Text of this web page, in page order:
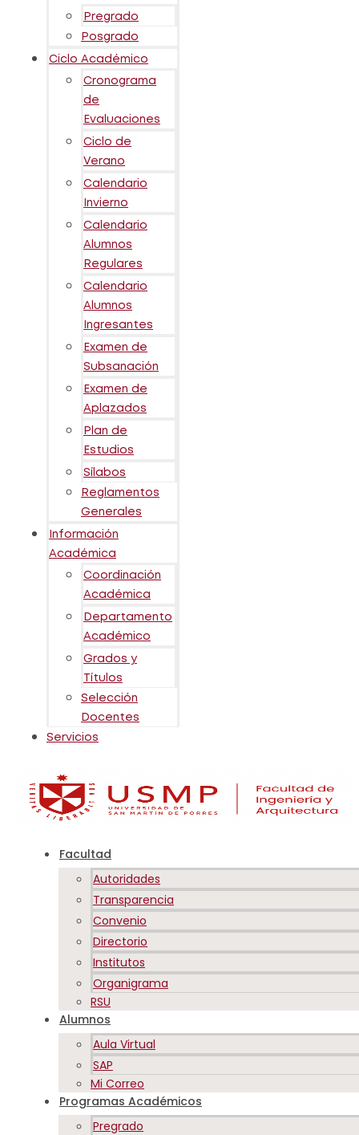
Pregrado
Posgrado
Ciclo Académico
Cronograma
de
Evaluaciones
Ciclo de
Verano
Calendario
Invierno
Calendario
Alumnos
Regulares
Calendario
Alumnos
Ingresantes
Examen de
Subsanación
Examen de
Aplazados
Plan de
Estudios
Sílabos
Reglamentos
Generales
Información
Académica
Coordinación
Académica
Departamento
Académico
Grados y
Títulos
Selección
Docentes
Servicios
Facultad
Autoridades
Transparencia
Convenio
Directorio
Institutos
Organigrama
RSU
Alumnos
Aula Virtual
SAP
Mi Correo
Programas Académicos
Pregrado